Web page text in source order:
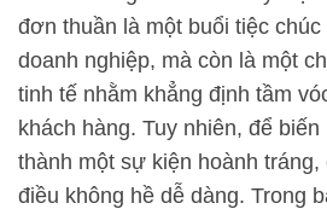
đơn thuần là một buổi tiệc
doanh nghiệp, mà còn là một
tinh tế nhằm khẳng định tầm
khách hàng. Tuy nhiên, để
thành một sự kiện hoành tráng,
điều không hề dễ dàng. Trong